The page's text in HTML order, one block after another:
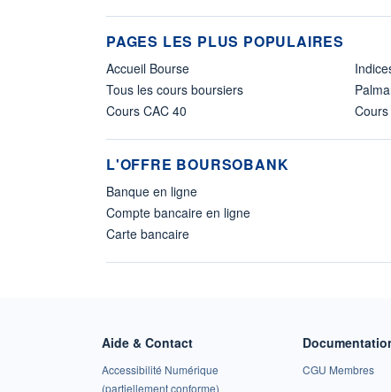
PAGES LES PLUS POPULAIRES
Accueil Bourse
Tous les cours boursiers
Cours CAC 40
L'OFFRE BOURSOBANK
Banque en ligne
Compte bancaire en ligne
Carte bancaire
Aide & Contact
Accessibilité Numérique
(partiellement conforme)
CGU Membres